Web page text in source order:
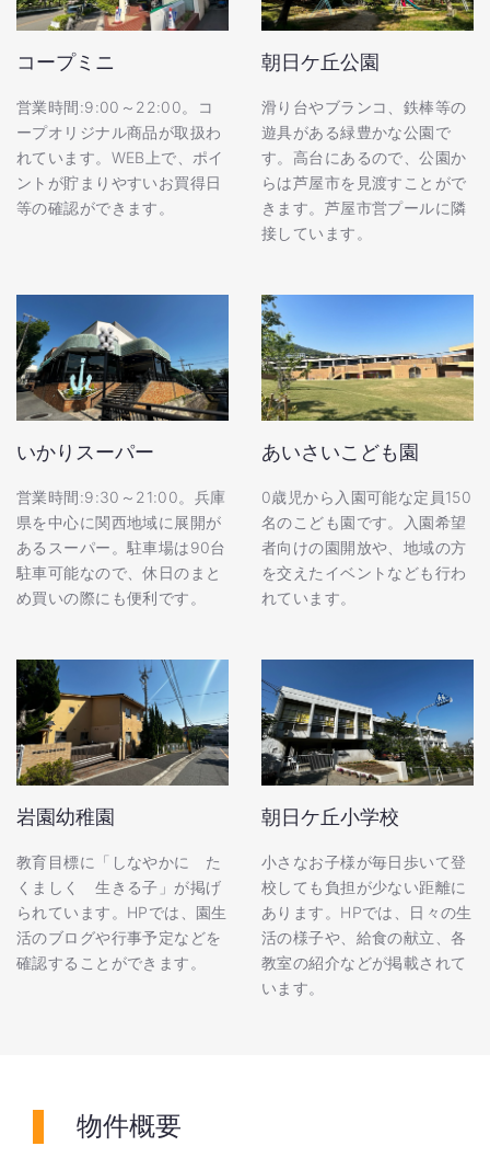
コープミニ
営業時間:9:00～22:00。コ
ープオリジナル商品が取扱わ
れています。WEB上で、ポイ
ントが貯まりやすいお買得日
等の確認ができます。
朝日ケ丘公園
滑り台やブランコ、鉄棒等の
遊具がある緑豊かな公園で
す。高台にあるので、公園か
らは芦屋市を見渡すことがで
きます。芦屋市営プールに隣
接しています。
いかりスーパー
営業時間:9:30～21:00。兵庫
県を中心に関西地域に展開が
あるスーパー。駐車場は90台
駐車可能なので、休日のまと
め買いの際にも便利です。
あいさいこども園
0歳児から入園可能な定員150
名のこども園です。入園希望
者向けの園開放や、地域の方
を交えたイベントなども行わ
れています。
岩園幼稚園
教育目標に「しなやかに た
くましく 生きる子」が掲げ
られています。HPでは、園生
活のブログや行事予定などを
確認することができます。
朝日ケ丘小学校
小さなお子様が毎日歩いて登
校しても負担が少ない距離に
あります。HPでは、日々の生
活の様子や、給食の献立、各
教室の紹介などが掲載されて
います。
物件概要